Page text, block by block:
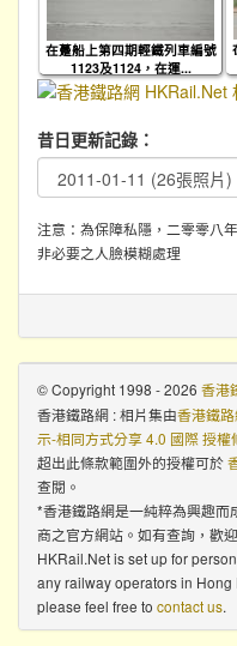
在躉船上第四期輕鐵列車編號
1123及1124，在運...
昔日更新記錄：
注意：為保障私隱，二零零八
非必要之人臉模糊處理
© Copyright 1998 - 2026 香港
香港鐵路網 : 相片集由香港鐵
示-相同方式分享 4.0 國際 授權
超出此條款範圍外的授權可於
查閱。
*香港鐵路網是一純粹為興趣而
商之官方網站。如有查詢，歡迎
HKRail.Net is set up for
any railway operators in
please feel free to contact us.